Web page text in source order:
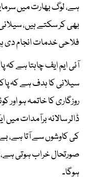
ہے، لوگ بھارت میں
فلاحی خدمات انجام دی
آئی ایم ایف چاہتا ہے
سیلانی کا ہدف ہے کہ
کی کاوشوں سے آتا ہے،
صورتحال خراب ہوتی ہے،
ہوگا۔